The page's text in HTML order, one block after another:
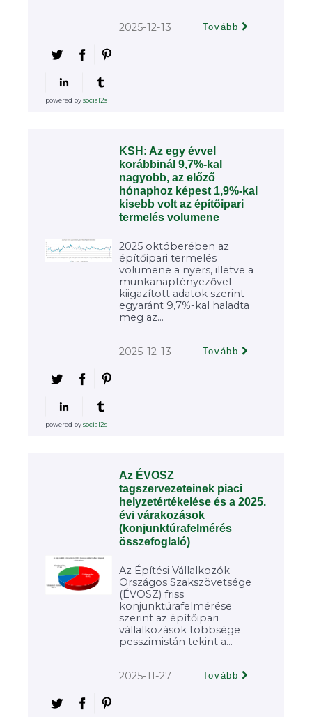
2025-12-13 Tovább
powered bysocial2s
KSH: Az egy évvel
korábbinál 9,7%-kal
nagyobb, az előző
hónaphoz képest 1,9%-kal
kisebb volt az építőipari
termelés volumene
2025 októberében az
építőipari termelés
volumene a nyers, illetve a
munkanaptényezővel
kiigazított adatok szerint
egyaránt 9,7%-kal haladta
meg az...
2025-12-13 Tovább
powered bysocial2s
Az ÉVOSZ
tagszervezeteinek piaci
helyzetértékelése és a 2025.
évi várakozások
(konjunktúrafelmérés
összefoglaló)
Az Építési Vállalkozók
Országos Szakszövetsége
(ÉVOSZ) friss
konjunktúrafelmérése
szerint az építőipari
vállalkozások többsége
pesszimistán tekint a...
2025-11-27 Tovább